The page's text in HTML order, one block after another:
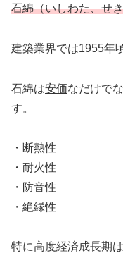
石綿（いしわた、せ
建築業界では1955年
石綿は安価なだけで
す。
・断熱性
・耐火性
・防音性
・絶縁性
特に高度経済成長期